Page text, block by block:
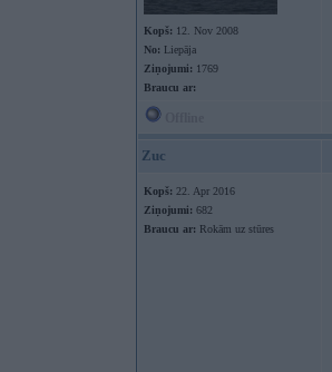
Kopš: 12. Nov 2008
No: Liepāja
Ziņojumi: 1769
Braucu ar:
Zuc
Kopš: 22. Apr 2016
Ziņojumi: 682
Braucu ar: Rokām uz stūres